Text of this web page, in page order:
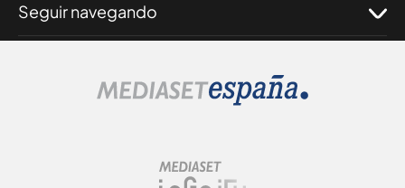
Seguir navegando